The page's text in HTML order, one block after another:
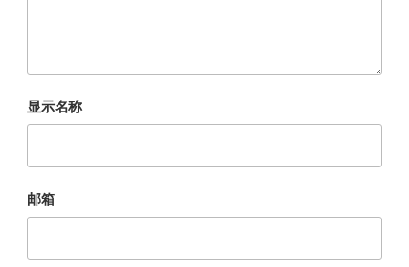
显示名称
邮箱